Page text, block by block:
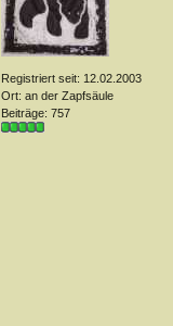
Registriert seit: 12.02.2003
Ort: an der Zapfsäule
Beiträge: 757